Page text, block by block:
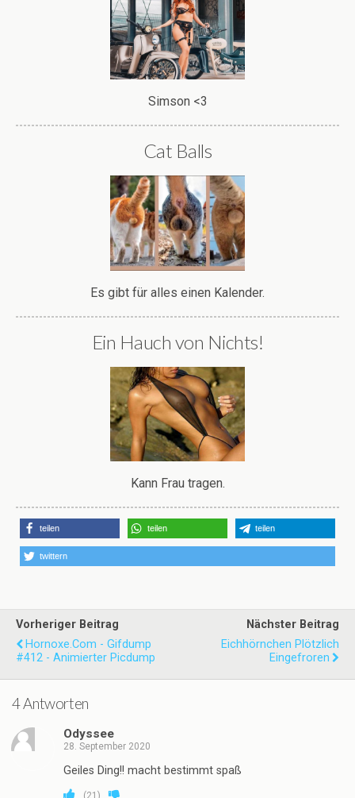
Simson <3
Cat Balls
Es gibt für alles einen Kalender.
Ein Hauch von Nichts!
Kann Frau tragen.
teilen teilen teilen
twittern
Vorheriger Beitrag
Hornoxe.com - Gifdump
#412 - Animierter Picdump
Nächster Beitrag
Eichhörnchen Plötzlich
Eingefroren
4 Antworten
Odyssee
28. September 2020
Geiles Ding!! macht bestimmt spaß
(21 )